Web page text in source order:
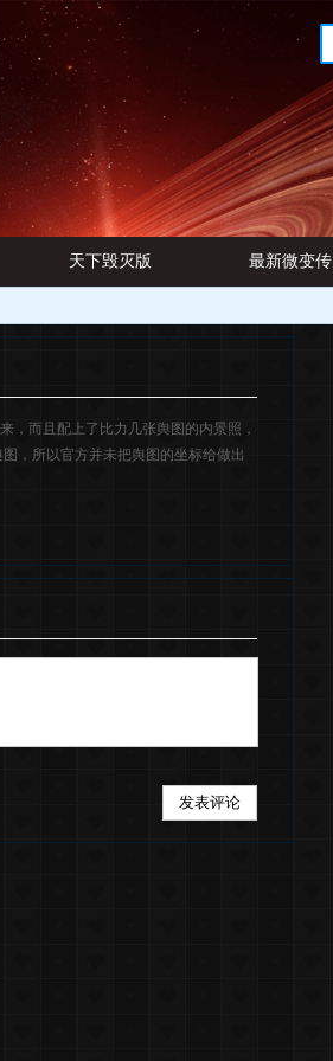
天下毁灭版 最新微变传
，而且配上了比力几张舆图的内景照，
，所以官方并未把舆图的坐标给做出